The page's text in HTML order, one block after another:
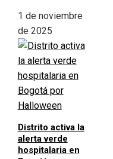
1 de noviembre
de 2025
Distrito activa la
alerta verde
hospitalaria en